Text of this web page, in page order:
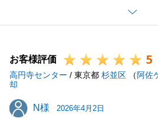
無事お住み替えができたこと大
今後ご売却につきましてもT様
引き続きよろしくお願いいたしま
お客様評価 5
高円寺センター / 東京都 杉並区 （ 阿佐
却
N様
N様 2026年4月2日